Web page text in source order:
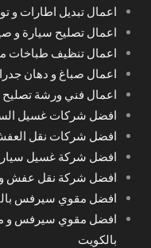
اعمال تبديل اطارات و
اعمال تصليح سيارة و
اعمال تنظيف طباخات
اعمال صباغ و دهان
اعمال فني ورشة تصليح
افضل شركات غسيل
افضل شركات نقل
افضل شركة غسيل
افضل شركة نقل عفش و
افضل مقوي سيرفس
افضل مقوي سيرفس و
بالكويت